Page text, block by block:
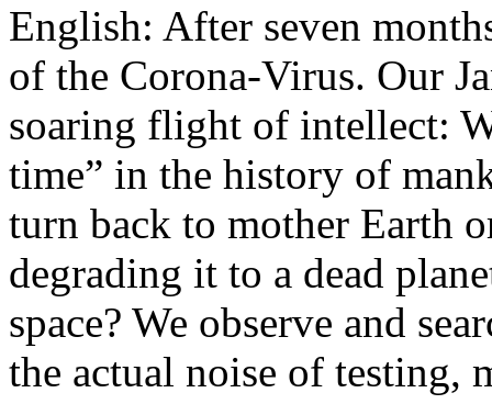
English: After seven
of the Corona-Virus. Our
soaring flight of intellect:
time” in the history of
turn back to mother Earth
degrading it to a dead
space? We observe and
the actual noise of testing,